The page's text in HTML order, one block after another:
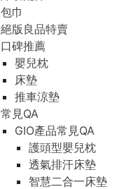
包巾
絕版良品特賣
口碑推薦
嬰兒枕
床墊
推車涼墊
常見QA
GIO產品常見QA
護頭型嬰兒枕
透氣排汗床墊
智慧二合一床墊